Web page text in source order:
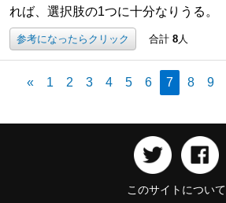
れば、選択肢の1つに十分なりうる。
参考になったらクリック 合計 8人
« 1 2 3 4 5 6 7 8 9
このサイトについて